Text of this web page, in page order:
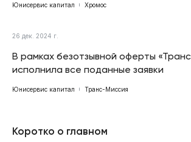
Юнисервис капитал Хромос
26 дек. 2024 г.
В рамках безотзывной оферты
исполнила все поданные заявки
Юнисервис капитал Транс-Миссия
Коротко о главном